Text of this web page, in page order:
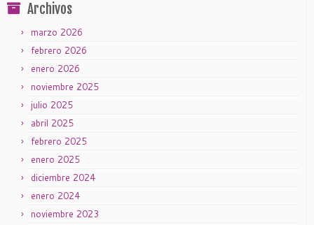
Archivos
marzo 2026
febrero 2026
enero 2026
noviembre 2025
julio 2025
abril 2025
febrero 2025
enero 2025
diciembre 2024
enero 2024
noviembre 2023